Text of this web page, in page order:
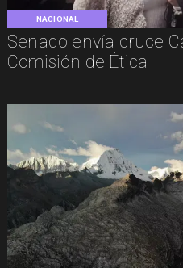
NACIONAL
Senado envía cruce
Comisión de Ética